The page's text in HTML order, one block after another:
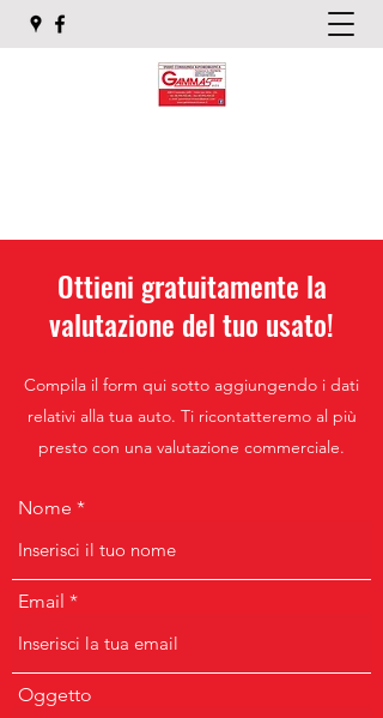
Ottieni gratuitamente la
valutazione del tuo usato!
Compila il form qui sotto aggiungendo i dati
relativi alla tua auto. Ti ricontatteremo al più
presto con una valutazione commerciale.
Nome
Email
Oggetto